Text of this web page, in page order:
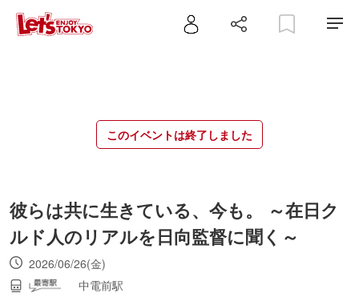
このイベントは終了しました
彼らは共に生きている、今も。 ～在日ク
ルド人のリアルを日向監督に聞く～
2026/06/26(金)
中電前駅